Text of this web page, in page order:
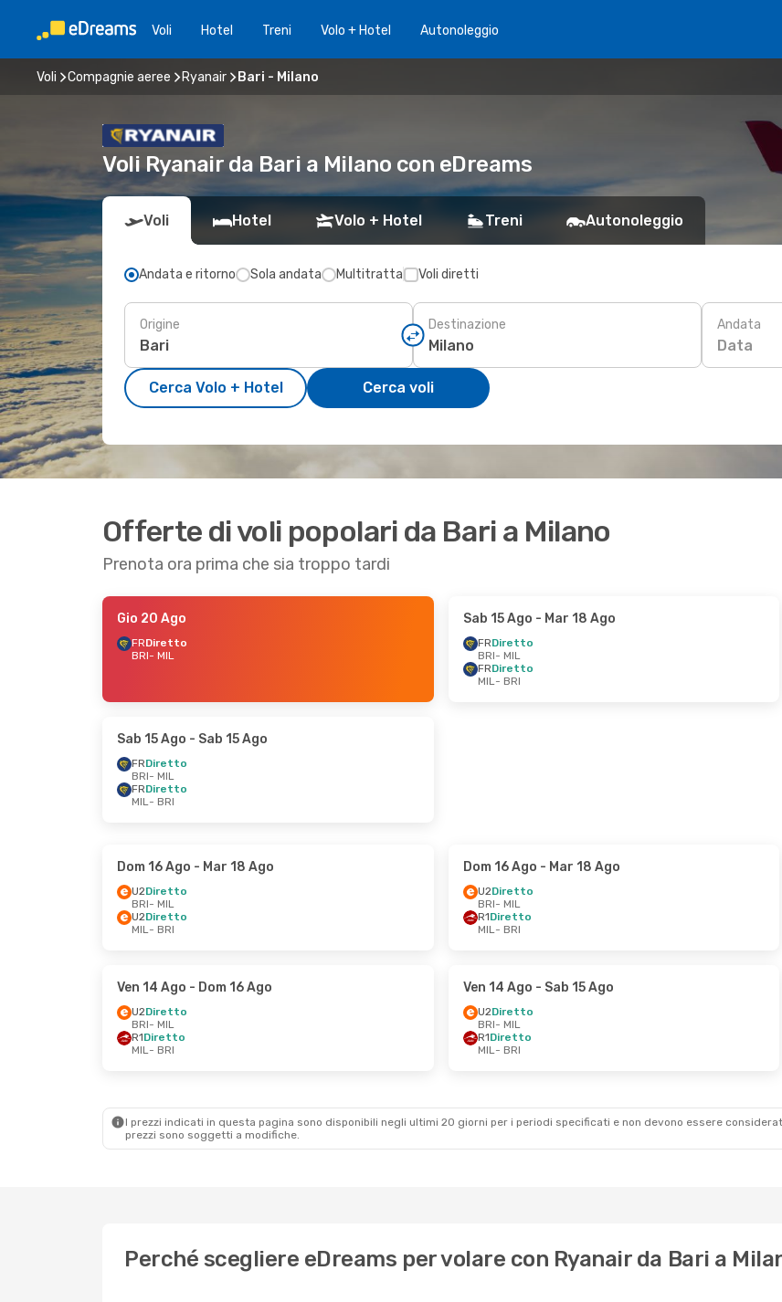
Voli Hotel Treni Volo + Hotel Autonoleggio
Voli Compagnie aeree Ryanair Bari - Milano
Voli Ryanair da Bari a Milano con eDreams
Voli Hotel Volo + Hotel Treni Autonoleggio
Andata e ritorno Sola andata Multitratta Voli diretti
Origine Destinazione Andata
Data
Cerca Volo + Hotel Cerca voli
Offerte di voli popolari da Bari a Milano
Prenota ora prima che sia troppo tardi
Gio 20 Ago
FRDiretto
BRI- MIL
Sab 15 Ago - Mar 18 Ago
FRDiretto
BRI- MIL
FRDiretto
MIL- BRI
Sab 15 Ago - Sab 15 Ago
FRDiretto
BRI- MIL
FRDiretto
MIL- BRI
Dom 16 Ago - Mar 18 Ago
U2Diretto
BRI- MIL
U2Diretto
MIL- BRI
Dom 16 Ago - Mar 18 Ago
U2Diretto
BRI- MIL
R1Diretto
MIL- BRI
Ven 14 Ago - Dom 16 Ago
U2Diretto
BRI- MIL
R1Diretto
MIL- BRI
Ven 14 Ago - Sab 15 Ago
U2Diretto
BRI- MIL
R1Diretto
MIL- BRI
I prezzi indicati in questa pagina sono disponibili negli ultimi 20 giorni per i periodi specificati e non devono essere
prezzi sono soggetti a modifiche.
Perché scegliere eDreams per volare con Ryanair da Bari a